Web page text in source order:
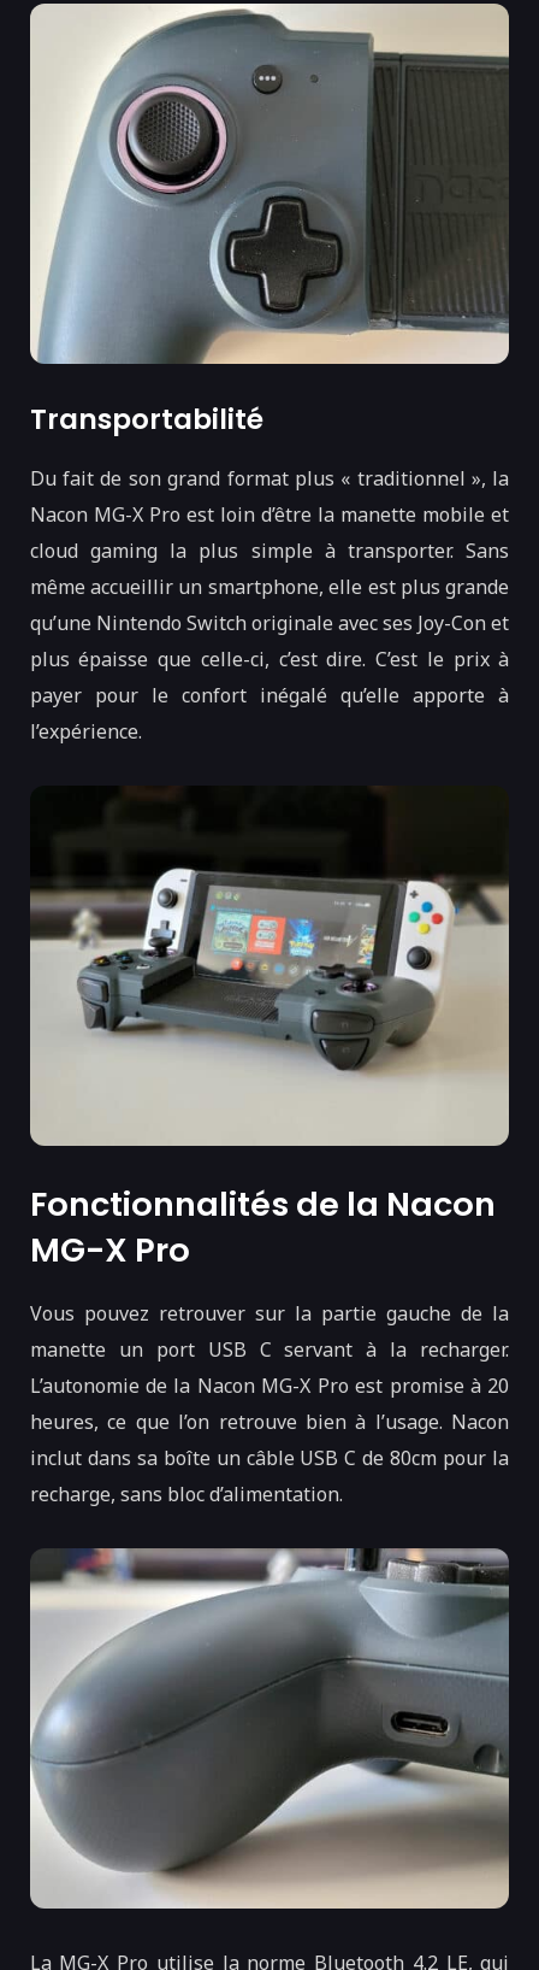
Transportabilité
Du fait de son grand format plus « traditionnel », la
Nacon MG-X Pro est loin d’être la manette mobile et
cloud gaming la plus simple à transporter. Sans
même accueillir un smartphone, elle est plus grande
qu’une Nintendo Switch originale avec ses Joy-Con et
plus épaisse que celle-ci, c’est dire. C’est le prix à
payer pour le confort inégalé qu’elle apporte à
l’expérience.
Fonctionnalités de la Nacon
MG-X Pro
Vous pouvez retrouver sur la partie gauche de la
manette un port USB C servant à la recharger.
L’autonomie de la Nacon MG-X Pro est promise à 20
heures, ce que l’on retrouve bien à l’usage. Nacon
inclut dans sa boîte un câble USB C de 80cm pour la
recharge, sans bloc d’alimentation.
La MG-X Pro utilise la norme Bluetooth 4.2 LE, qui